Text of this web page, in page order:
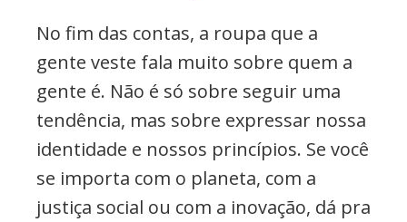
No fim das contas, a roupa que a
gente veste fala muito sobre quem a
gente é. Não é só sobre seguir uma
tendência, mas sobre expressar nossa
identidade e nossos princípios. Se você
se importa com o planeta, com a
justiça social ou com a inovação, dá pra